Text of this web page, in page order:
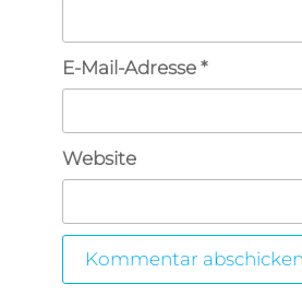
E-Mail-Adresse *
Website